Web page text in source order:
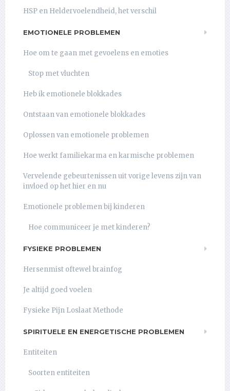
HSP en Heldervoelendheid, het verschil
EMOTIONELE PROBLEMEN
Hoe om te gaan met gevoelens en emoties
Stop met vluchten
Heb ik emotionele blokkades
Ontstaan van emotionele blokkades
Oplossen van emotionele problemen
Hoe werkt familiekarma en karmische problemen
Vervelende gebeurtenissen uit vorige levens zijn van
invloed op het hier en nu
Emotionele problemen bij kinderen
Hoe communiceer je met kinderen?
FYSIEKE PROBLEMEN
Hersenmist oftewel brainfog
Je altijd goed voelen
Fysieke Pijn Loslaat Methode
SPIRITUELE EN ENERGETISCHE PROBLEMEN
Entiteiten
Soorten entiteiten